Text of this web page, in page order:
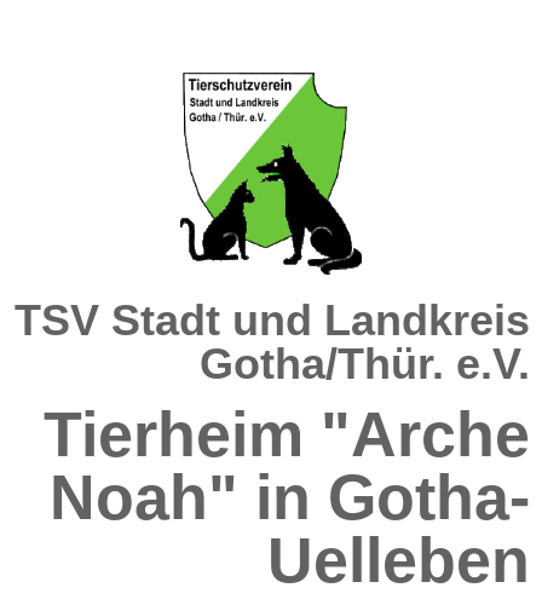
TSV Stadt und Landkreis
Gotha/Thür. e.V.
Tierheim "Arche
Noah" in Gotha-
Uelleben